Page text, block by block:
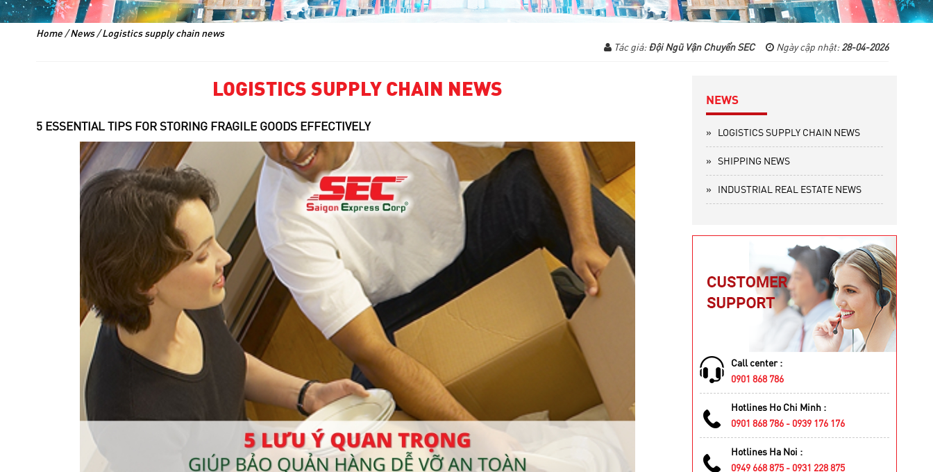
Home/News/Logistics supply chain news
Tác giả:Đội Ngũ Vận Chuyển SEC Ngày cập nhật:28-04-2026
LOGISTICS SUPPLY CHAIN NEWS
5 ESSENTIAL TIPS FOR STORING FRAGILE GOODS EFFECTIVELY
NEWS
» LOGISTICS SUPPLY CHAIN NEWS
» SHIPPING NEWS
» INDUSTRIAL REAL ESTATE NEWS
Call center :
0901 868 786
Hotlines Ho Chi Minh :
0901 868 786 - 0939 176 176
Hotlines Ha Noi :
0949 668 875 - 0931 228 875